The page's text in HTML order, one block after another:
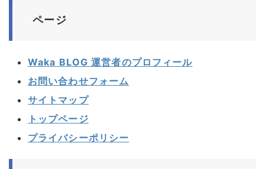
ページ
Waka BLOG 運営者のプロフィール
お問い合わせフォーム
サイトマップ
トップページ
プライバシーポリシー